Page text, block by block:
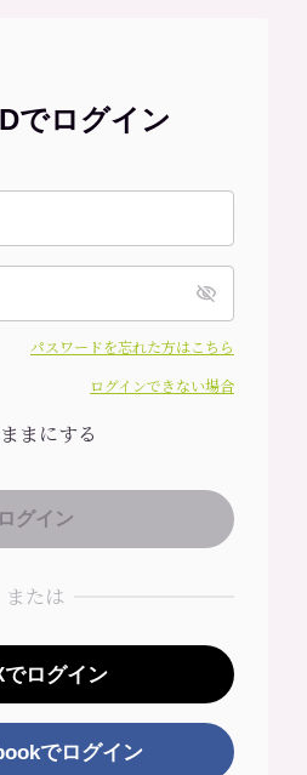
でログイン
パスワードを忘れた方はこちら
ログインできない場合
まにする
または
でログイン
でログイン